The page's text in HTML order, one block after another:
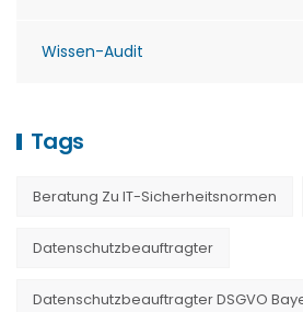
Wissen-Audit
Tags
Beratung Zu IT-Sicherheitsnormen
Datenschutzbeauftragter
Datenschutzbeauftragter DSGVO